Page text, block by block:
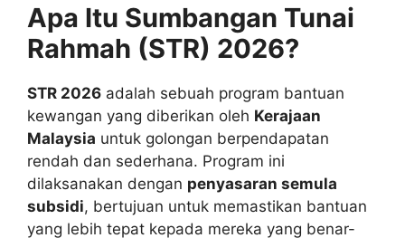
Apa Itu Sumbangan Tunai
Rahmah (STR) 2026?
STR 2026 adalah sebuah program bantuan
kewangan yang diberikan oleh Kerajaan
Malaysia untuk golongan berpendapatan
rendah dan sederhana. Program ini
dilaksanakan dengan penyasaran semula
subsidi, bertujuan untuk memastikan bantuan
yang lebih tepat kepada mereka yang benar-